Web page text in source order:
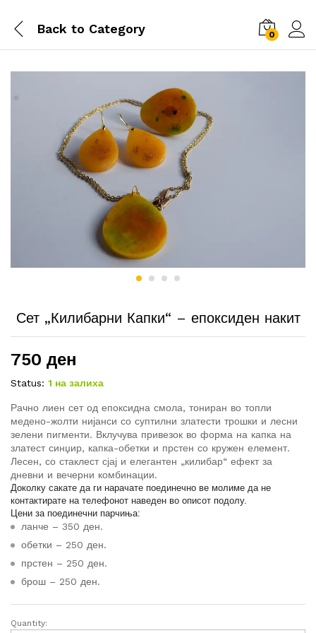
Back to Category 0
Сет „Килибарни Капки“ – епоксиден накит
750 ден
Status: 1 на залиха
Рачно лиен сет од епоксидна смола, тониран во топли
медено-жолти нијанси со суптилни златести трошки и лесни
зелени пигменти. Вклучува привезок во форма на капка на
златест синџир, капка-обетки и прстен со кружен елемент.
Лесен, со стаклест сјај и елегантен „килибар“ ефект за
дневни и вечерни комбинации.
Доколку сакате да ги нарачате поединечно ве молиме да не
контактирате на телефонот наведен во описот подолу.
Цени за поединечни парчиња:
ланче – 350 ден.
обетки – 250 ден.
прстен – 250 ден.
брош – 250 ден.
Сет
Quantity: